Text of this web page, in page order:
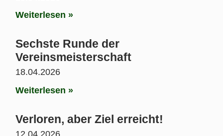
Weiterlesen »
Sechste Runde der
Vereinsmeisterschaft
18.04.2026
Weiterlesen »
Verloren, aber Ziel erreicht!
12.04.2026